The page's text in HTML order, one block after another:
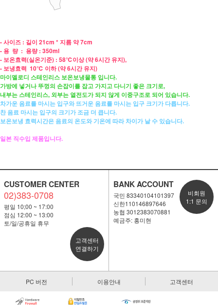
- 사이즈 : 길이 21cm * 지름 약 7cm
- 용 량 : 용량 : 350ml
- 보온효력(실온기준) : 58℃이상 (약 6시간 유지),
- 보냉효력 10℃ 이하 (약 6시간 유지)
마이멜로디 스테인리스 보온보냉물통 입니다.
가방에 넣거나 뚜껑의 손잡이를 잡고 가지고 다니기 좋은 크기로,
내부는 스테인리스, 외부는 열전도가 되지 않게 이중구조로 되어 있습니다.
차가운 음료를 마시는 입구와 뜨거운 음료를 마시는 입구 크기가 다릅니다.
찬 음료 마시는 입구의 크기가 조금 더 큽니다.
보온보냉 효력시간은 음료의 온도와 기온에 따라 차이가 날 수 있습니다.
일본 직수입 제품입니다.
CUSTOMER CENTER
02)383-0708
평일 10;00 ~ 17:00
점심 12:00 ~ 13:00
토/일/공휴일 휴무
고객센터
연결하기
BANK ACCOUNT
국민 83340104101397
신한110146897646
농협 3012383070881
예금주: 홍미현
비회원
1:1 문의
PC 버전 이용안내 고객센터